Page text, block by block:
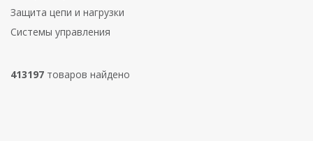
Защита цепи и нагрузки
Системы управления
413197 товаров найдено